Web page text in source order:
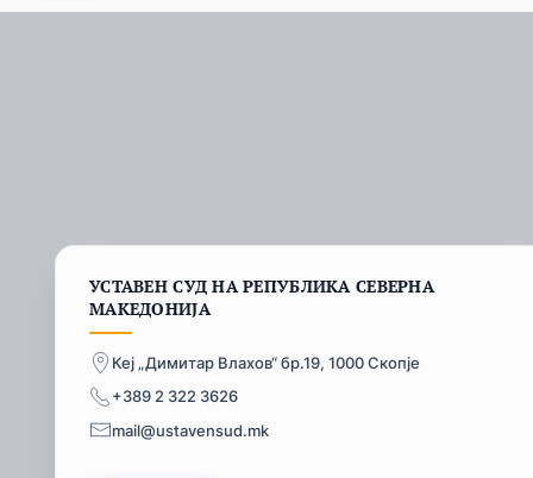
УСТАВЕН СУД НА РЕПУБЛИКА СЕВЕРНА
МАКЕДОНИЈА
Кеј „Димитар Влахов“ бр.19, 1000 Скопје
+389 2 322 3626
mail@ustavensud.mk